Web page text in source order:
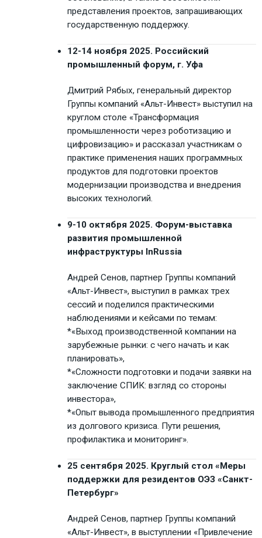
представления проектов, запрашивающих
государственную поддержку.
12-14 ноября 2025. Российский
промышленный форум, г. Уфа
Дмитрий Рябых, генеральный директор
Группы компаний «Альт-Инвест» выступил на
круглом столе «Трансформация
промышленности через роботизацию и
цифровизацию» и рассказал участникам о
практике применения наших программных
продуктов для подготовки проектов
модернизации производства и внедрения
высоких технологий.
9-10 октября 2025. Форум-выставка
развития промышленной
инфраструктуры InRussia
Андрей Сенов, партнер Группы компаний
«Альт-Инвест», выступил в рамках трех
сессий и поделился практическими
наблюдениями и кейсами по темам:
*«Выход производственной компании на
зарубежные рынки: с чего начать и как
планировать»,
*«Сложности подготовки и подачи заявки на
заключение СПИК: взгляд со стороны
инвестора»,
*«Опыт вывода промышленного предприятия
из долгового кризиса. Пути решения,
профилактика и мониторинг».
25 сентября 2025. Круглый стол «️Меры
поддержки для резидентов ОЭЗ «Санкт-
Петербург»
Андрей Сенов, партнер Группы компаний
«Альт-Инвест», в выступлении «Привлечение